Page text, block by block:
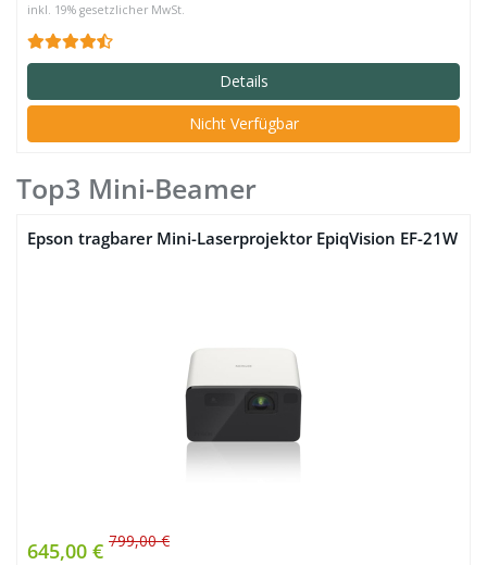
inkl. 19% gesetzlicher MwSt.
Details
Nicht Verfügbar
Top3 Mini-Beamer
Epson tragbarer Mini-Laserprojektor EpiqVision EF-21W
645,00 € 799,00 €